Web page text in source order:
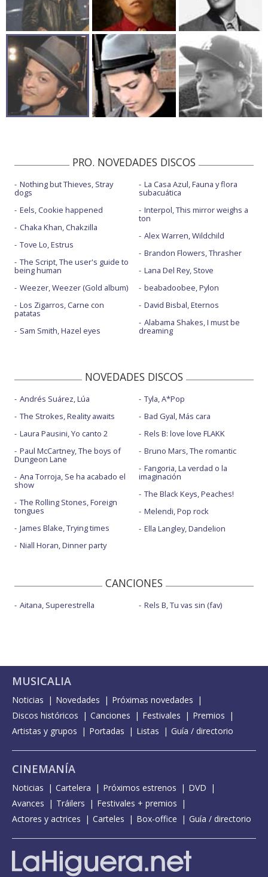
PRO. NOVEDADES DISCOS
Nothing but Thieves, Stray
dogs
Eels, Cookie happened
Chaka Khan, Chakzilla
Tove Lo, Estrus
The Script, The user's guide to
being human
Weezer, Weezer (Gold album)
Los Zigarros, Carne con
patatas
Sam Smith, Hazel eyes
La Casa Azul, Fauna y flora
subacuática
Interpol, This mirror weighs a
ton
Alex Warren, Wildchild
Brandon Flowers, Thrasher
Lana Del Rey, Stove
beabadoobee, Pylon
David Bisbal, Eternos
Alabama Shakes, I must be
dreaming
NOVEDADES DISCOS
Andrés Suárez, Lúa
The Strokes, Reality awaits
Laura Pausini, Yo canto 2
Paul McCartney, The boys of
Dungeon Lane
Ana Torroja, Se ha acabado el
show
The Rolling Stones, Foreign
tongues
James Blake, Trying times
Niall Horan, Dinner party
Tyla, A*Pop
Bad Gyal, Más cara
Rels B: love love FLAKK
Bruno Mars, The romantic
Fangoria, La verdad o la
imaginación
The Black Keys, Peaches!
Melendi, Pop rock
Ella Langley, Dandelion
CANCIONES
Aitana, Superestrella Rels B, Tu vas sin (fav)
MUSICALIA
Noticias Novedades
Próximas novedades
Discos históricos
Canciones Festivales
Premios
Artistas y grupos
Portadas Listas Guía / directorio
CINEMANÍA
Noticias Cartelera Próximos estrenos
DVD
Avances
Tráilers
Festivales + premios
Actores y actrices
Carteles Box-office Guía / directorio